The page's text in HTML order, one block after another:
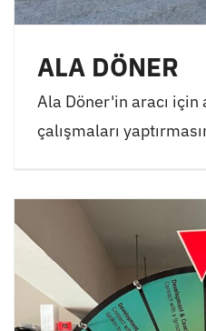
ALA DÖNER
Ala Döner'in aracı için
çalışmaları